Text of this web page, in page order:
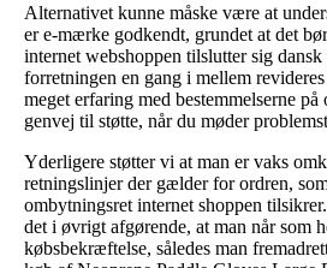
Alternativet kunne måske være at
er e-mærke godkendt, grundet at det
internet webshoppen tilslutter sig
forretningen en gang i mellem
meget erfaring med bestemmelserne
genvej til støtte, når du møder
Yderligere støtter vi at man er vaks
retningslinjer der gælder for ordren,
ombytningsret internet shoppen
det i øvrigt afgørende, at man når som
købsbekræftelse, således man